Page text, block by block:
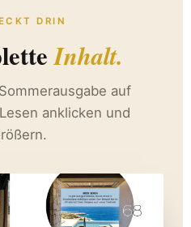
DRIN
Inhalt.
auf
anklicken und